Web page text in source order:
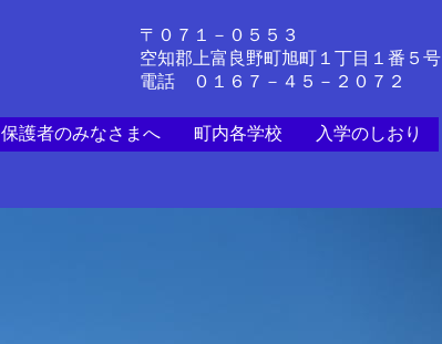
〒０７１－０５５３
空知郡上富良野町旭町１丁目１番５号
電話 ０１６７－４５－２０７２
保護者のみなさまへ 町内各学校 入学のしおり